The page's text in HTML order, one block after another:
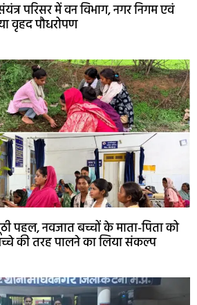
परिसर में वन विभाग, नगर निगम एवं
वृहद पौधरोपण
पहल, नवजात बच्चों के माता-पिता को
की तरह पालने का लिया संकल्प